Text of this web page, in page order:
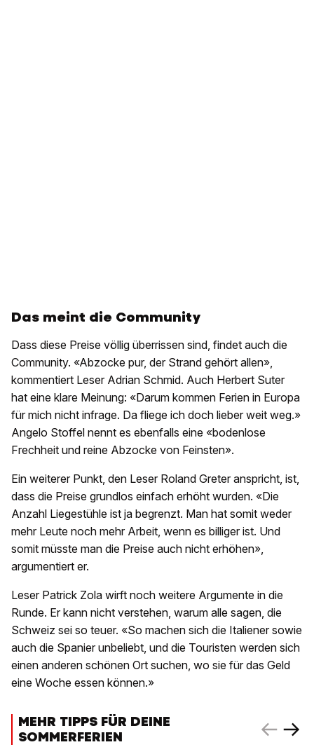
Das meint die Community
Dass diese Preise völlig überrissen sind, findet auch die
Community. «Abzocke pur, der Strand gehört allen»,
kommentiert Leser Adrian Schmid. Auch Herbert Suter
hat eine klare Meinung: «Darum kommen Ferien in Europa
für mich nicht infrage. Da fliege ich doch lieber weit weg.»
Angelo Stoffel nennt es ebenfalls eine «bodenlose
Frechheit und reine Abzocke von Feinsten».
Ein weiterer Punkt, den Leser Roland Greter anspricht, ist,
dass die Preise grundlos einfach erhöht wurden. «Die
Anzahl Liegestühle ist ja begrenzt. Man hat somit weder
mehr Leute noch mehr Arbeit, wenn es billiger ist. Und
somit müsste man die Preise auch nicht erhöhen»,
argumentiert er.
Leser Patrick Zola wirft noch weitere Argumente in die
Runde. Er kann nicht verstehen, warum alle sagen, die
Schweiz sei so teuer. «So machen sich die Italiener sowie
auch die Spanier unbeliebt, und die Touristen werden sich
einen anderen schönen Ort suchen, wo sie für das Geld
eine Woche essen können.»
MEHR TIPPS FÜR DEINE
SOMMERFERIEN